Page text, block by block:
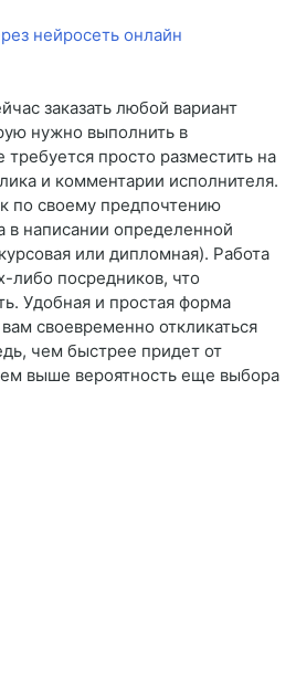
заказать любой вариант
нужно выполнить в
просто разместить на
и комментарии исполнителя.
по своему предпочтению
в написании определенной
или дипломная). Работа
либо посредников, что
Удобная и простая форма
своевременно откликаться
чем быстрее придет от
выше вероятность еще выбора